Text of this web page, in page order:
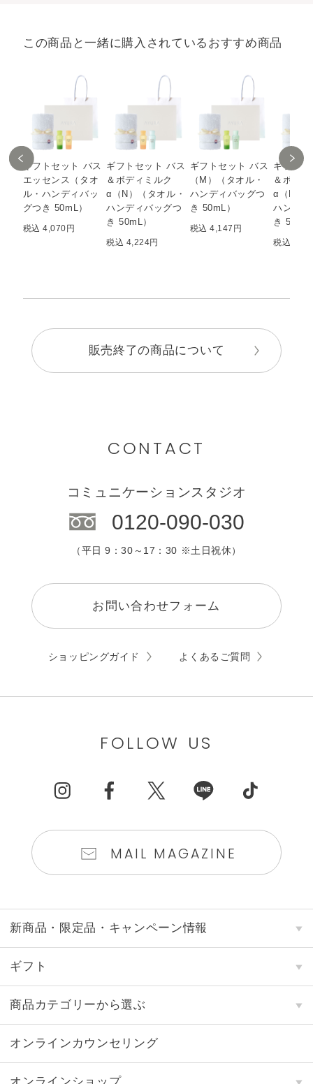
この商品と一緒に購入されているおすすめ商品
ギフトセット バス
エッセンス（タオ
ル・ハンディバッ
グつき 50mL）
税込 4,070円
ギフトセット バス
＆ボディミルク
α（N）（タオル・
ハンディバッグつ
き 50mL）
税込 4,224円
ギフトセット バス
（M）（タオル・
ハンディバッグつ
き 50mL）
税込 4,147円
ギフト
＆ボデ
α（M）
ハンデ
き 50mL
税込
販売終了の商品について
CONTACT
コミュニケーションスタジオ
0120-090-030
（平日 9：30～17：30 ※土日祝休）
お問い合わせフォーム
ショッピングガイド よくあるご質問
FOLLOW US
MAIL MAGAZINE
新商品・限定品・キャンペーン情報
ギフト
商品カテゴリーから選ぶ
オンラインカウンセリング